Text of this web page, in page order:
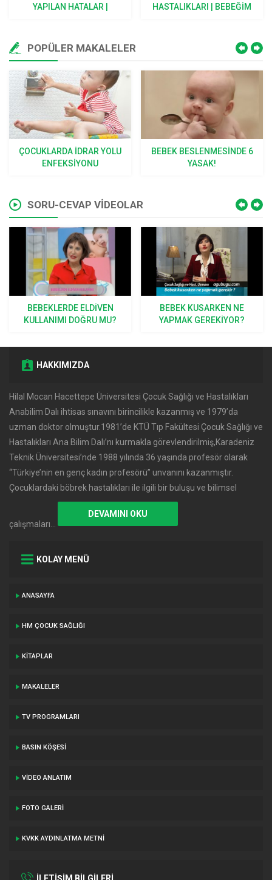
YAPILAN HATALAR |
HASTALIKLARI | BEBEĞIM
POPÜLER MAKALELER
ÇOCUKLARDA İDRAR YOLU
ENFEKSIYONU
BEBEK BESLENMESINDE 6
YASAK!
SORU-CEVAP VİDEOLAR
BEBEKLERDE ELDIVEN
KULLANIMI DOĞRU MU?
BEBEK KUSARKEN NE
YAPMAK GEREKIYOR?
HAKKIMIZDA
Hilal Mocan Hacettepe Üniversitesi Çocuk Sağlığı ve Hastalıkları
Anabilim Dalı ihtisas sınavını birincilikle kazanmış ve 1979’da
uzman doktor olmuştur.1981’de KTÜ Tıp Fakültesi Çocuk Sağlığı ve
Hastalıkları Ana Bilim Dalı’nı kurmakla görevlendirilmiş,Karadeniz
Teknik Üniversitesi’nde 1988 yılında 36 yaşında profesör olarak
‘‘Türkiye’nin en genç kadın profesörü’’ unvanını kazanmıştır.
Çocuklardaki böbrek hastalıkları ile ilgili bir buluşu ve bilimsel
çalışmaları…
DEVAMINI OKU
KOLAY MENÜ
ANASAYFA
HM ÇOCUK SAĞLIĞI
KITAPLAR
MAKALELER
TV PROGRAMLARI
BASIN KÖŞESI
VIDEO ANLATIM
FOTO GALERI
KVKK AYDINLATMA METNI